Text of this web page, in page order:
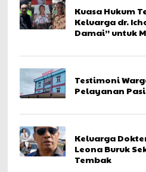
Kuasa Hukum
Keluarga dr.
Damai” untuk
Testimoni
Pelayanan
Keluarga
Leona Buruk
Tembak